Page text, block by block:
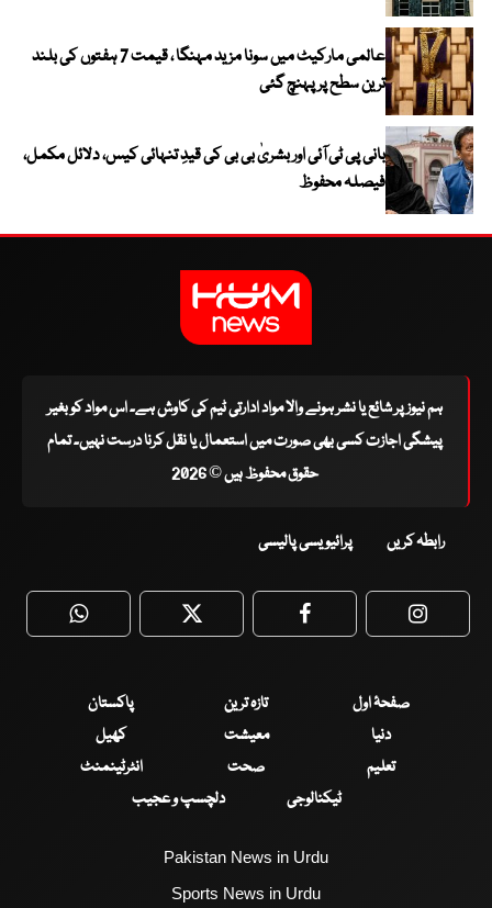
عالمی مارکیٹ میں سونا مزید مہنگا ، قیمت 7 ہفتوں کی بلند
ترین سطح پر پہنچ گئی
بانی پی ٹی آئی اور بشریٰ بی بی کی قیدِ تنہائی کیس، دلائل مکمل،
فیصلہ محفوظ
ہم نیوز پر شائع یا نشر ہونے والا مواد ادارتی ٹیم کی کاوش ہے۔ اس مواد کو بغیر
پیشگی اجازت کسی بھی صورت میں استعمال یا نقل کرنا درست نہیں۔ تمام
حقوق محفوظ ہیں © 2026
رابطہ کریں پرائیویسی پالیسی
WhatsApp Twitter Facebook
صفحۂ اول تازہ ترین
پاکستان
دنیا
معیشت
کھیل
تعلیم
صحت
انٹرٹینمنٹ
ٹیکنالوجی
دلچسپ و عجیب
Pakistan News in Urdu
Sports News in Urdu